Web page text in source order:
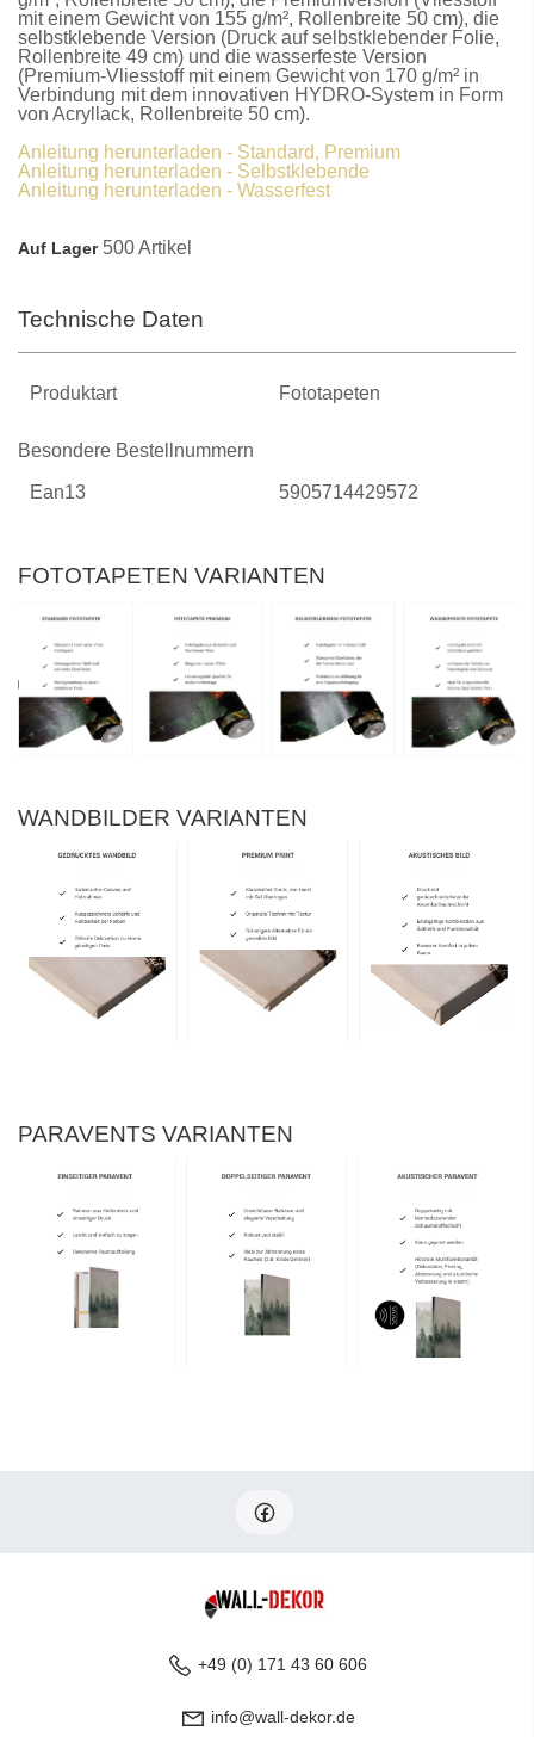
mit einem Gewicht von 155 g/m², Rollenbreite 50 cm), die
selbstklebende Version (Druck auf selbstklebender Folie,
Rollenbreite 49 cm) und die wasserfeste Version
(Premium-Vliesstoff mit einem Gewicht von 170 g/m² in
Verbindung mit dem innovativen HYDRO-System in Form
von Acryllack, Rollenbreite 50 cm).
Anleitung herunterladen - Standard, Premium
Anleitung herunterladen - Selbstklebende
Anleitung herunterladen - Wasserfest
Auf Lager 500 Artikel
Technische Daten
Produktart Fototapeten
Besondere Bestellnummern
Ean13 5905714429572
FOTOTAPETEN VARIANTEN
WANDBILDER VARIANTEN
PARAVENTS VARIANTEN
+49 (0) 171 43 60 606
info@wall-dekor.de